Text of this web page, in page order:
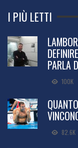
I PIÙ LETTI
PARLA
100K
82.6K